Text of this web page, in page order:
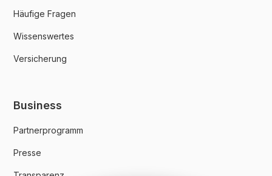
Häufige Fragen
Wissenswertes
Versicherung
Business
Partnerprogramm
Presse